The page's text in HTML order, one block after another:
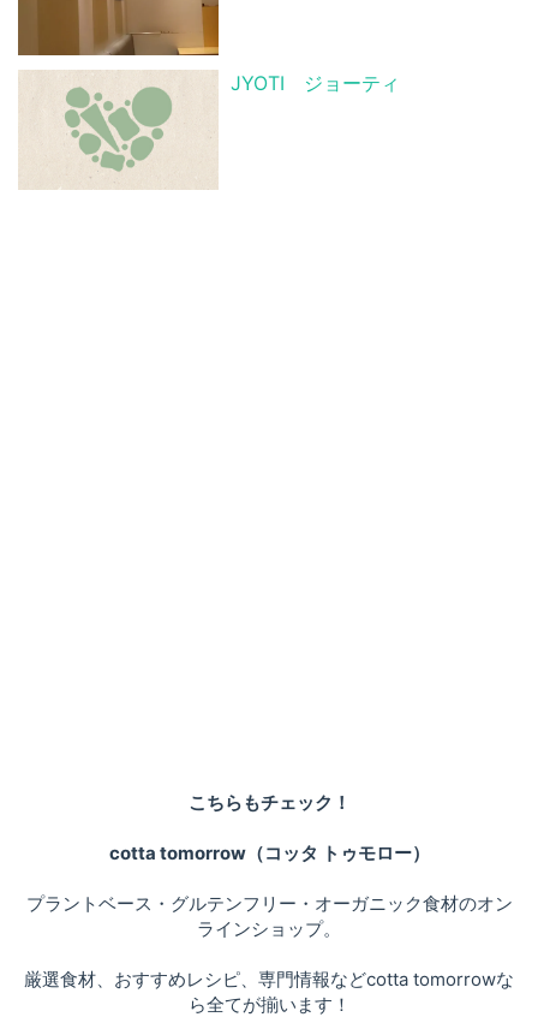
JYOTI ジョーティ
こちらもチェック！
cotta tomorrow（コッタ トゥモロー）
プラントベース・グルテンフリー・オーガニック食材のオン
ラインショップ。
厳選食材、おすすめレシピ、専門情報などcotta tomorrowな
ら全てが揃います！